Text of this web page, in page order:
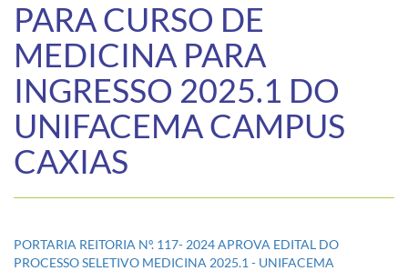
PARA CURSO DE
MEDICINA PARA
INGRESSO 2025.1 DO
UNIFACEMA CAMPUS
CAXIAS
PORTARIA REITORIA Nº. 117- 2024 APROVA EDITAL DO
PROCESSO SELETIVO MEDICINA 2025.1 - UNIFACEMA